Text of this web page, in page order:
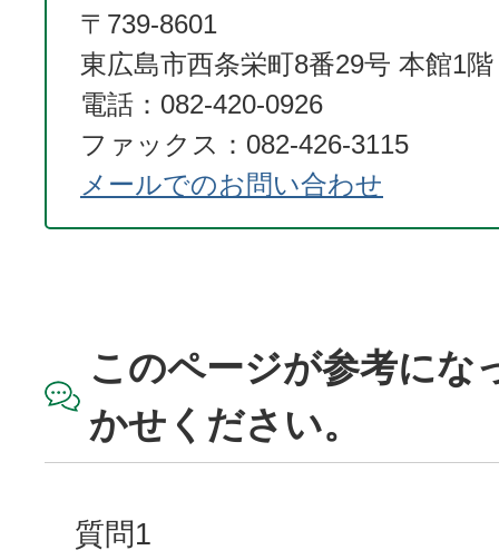
〒739-8601
東広島市西条栄町8番29号 本館1階
電話：082-420-0926
ファックス：082-426-3115
メールでのお問い合わせ
このページが参考にな
かせください。
質問1